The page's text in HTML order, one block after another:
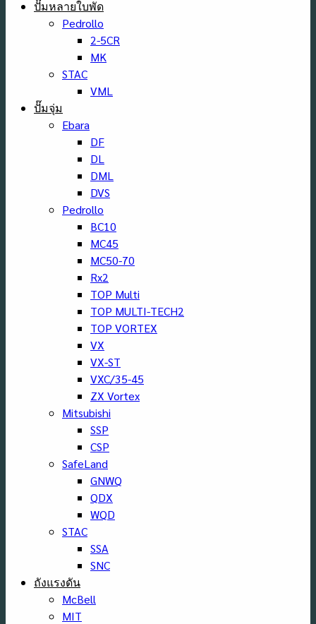
ปั๊มหลายใบพัด
Pedrollo
2-5CR
MK
STAC
VML
ปั๊มจุ่ม
Ebara
DF
DL
DML
DVS
Pedrollo
BC10
MC45
MC50-70
Rx2
TOP Multi
TOP MULTI-TECH2
TOP VORTEX
VX
VX-ST
VXC/35-45
ZX Vortex
Mitsubishi
SSP
CSP
SafeLand
GNWQ
QDX
WQD
STAC
SSA
SNC
ถังแรงดัน
McBell
MIT